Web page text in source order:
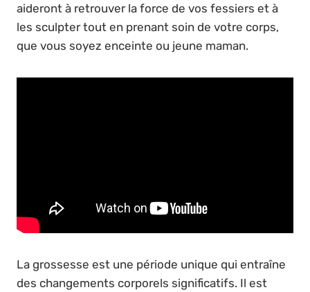
aideront à retrouver la force de vos fessiers et à
les sculpter tout en prenant soin de votre corps,
que vous soyez enceinte ou jeune maman.
La grossesse est une période unique qui entraîne
des changements corporels significatifs. Il est